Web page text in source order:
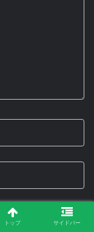
トップ サイドバー